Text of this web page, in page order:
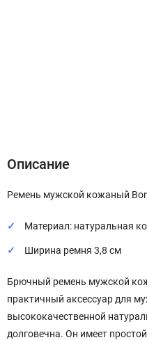
Описание
Ремень мужской кожаный
Материал: натуральная
Ширина ремня 3,8 см
Брючный ремень мужской
практичный аксессуар для
высококачественной
долговечна. Он имеет